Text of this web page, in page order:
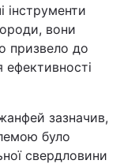
інструменти
вони
призвело до
зазначив,
було
свердловини